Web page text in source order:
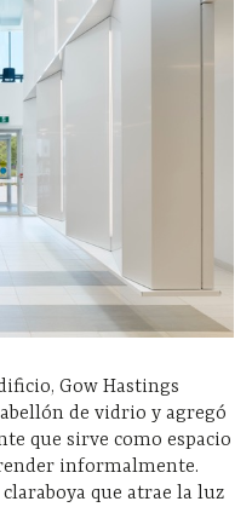
Gow Hastings
de vidrio y agregó
que sirve como espacio
informalmente.
que atrae la luz